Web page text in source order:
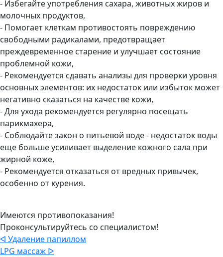
- Избегайте употребления сахара, животных жиров и
молочных продуктов,
- Помогает клеткам противостоять повреждению
свободными радикалами, предотвращает
преждевременное старение и улучшает состояние
проблемной кожи,
- Рекомендуется сдавать анализы для проверки уровня
основных элементов: их недостаток или избыток может
негативно сказаться на качестве кожи,
- Для ухода рекомендуется регулярно посещать
парикмахера,
- Соблюдайте закон о питьевой воде - недостаток воды
еще больше усиливает выделение кожного сала при
жирной коже,
- Рекомендуется отказаться от вредных привычек,
особенно от курения.
Имеются противопоказания!
Проконсультируйтесь со специалистом!
ᐊ Удаление папиллом
LPG массаж ᐅ